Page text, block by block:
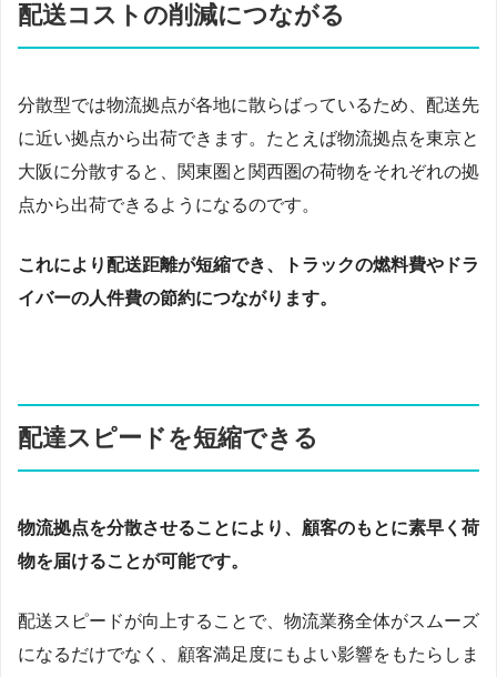
配送コストの削減につながる
分散型では物流拠点が各地に散らばっているため、配送先
に近い拠点から出荷できます。たとえば物流拠点を東京と
大阪に分散すると、関東圏と関西圏の荷物をそれぞれの拠
点から出荷できるようになるのです。
これにより配送距離が短縮でき、トラックの燃料費やドラ
イバーの人件費の節約につながります。
配達スピードを短縮できる
物流拠点を分散させることにより、顧客のもとに素早く荷
物を届けることが可能です。
配送スピードが向上することで、物流業務全体がスムーズ
になるだけでなく、顧客満足度にもよい影響をもたらしま